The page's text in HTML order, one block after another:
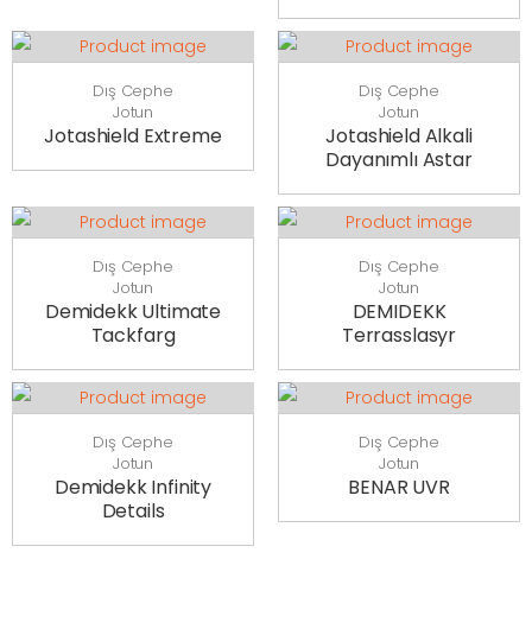
Dış Cephe
Jotun
Jotashield Extreme
Dış Cephe
Jotun
Jotashield Alkali
Dayanımlı Astar
Dış Cephe
Jotun
Demidekk Ultimate
Tackfarg
Dış Cephe
Jotun
DEMIDEKK
Terrasslasyr
Dış Cephe
Jotun
Demidekk Infinity
Details
Dış Cephe
Jotun
BENAR UVR